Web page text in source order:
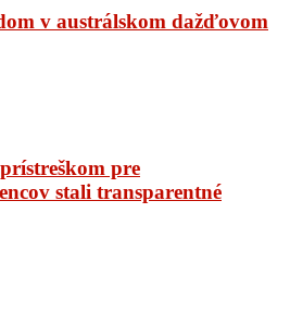
v austrálskom dažďovom
pre
stali transparentné